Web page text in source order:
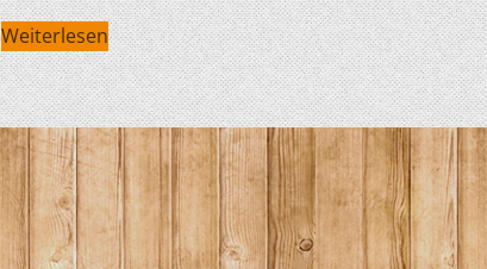
Weiterlesen